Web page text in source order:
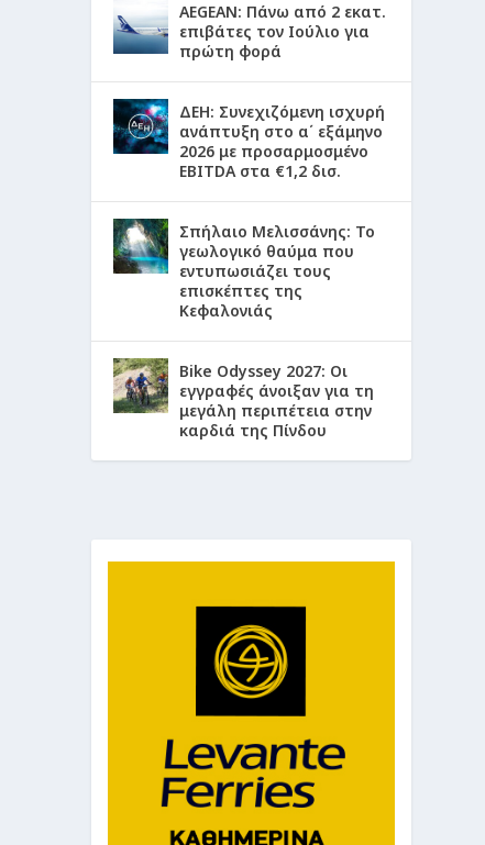
AEGEAN: Πάνω από 2 εκατ.
επιβάτες τον Ιούλιο για
πρώτη φορά
ΔΕΗ: Συνεχιζόμενη ισχυρή
ανάπτυξη στο α΄ εξάμηνο
2026 με προσαρμοσμένο
EBITDA στα €1,2 δισ.
Σπήλαιο Μελισσάνης: Το
γεωλογικό θαύμα που
εντυπωσιάζει τους
επισκέπτες της
Κεφαλονιάς
Bike Odyssey 2027: Οι
εγγραφές άνοιξαν για τη
μεγάλη περιπέτεια στην
καρδιά της Πίνδου